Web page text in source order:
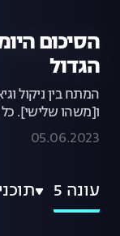
הגדול
המתח בין ניקול
ו[משהו שלישי].
05.06.2023
עונה 5